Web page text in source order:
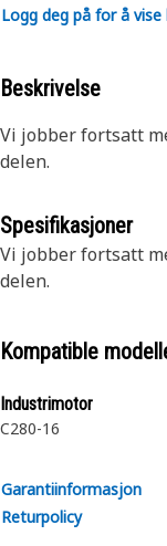
Logg deg på for å vise
Beskrivelse
Vi jobber fortsatt
delen.
Spesifikasjoner
Vi jobber fortsatt
delen.
Kompatible
Industrimotor
C280-16
Garantiinformasjon
Returpolicy